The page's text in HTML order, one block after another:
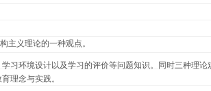
主义理论的一种观点。
习环境设计以及学习的评价等问题知识。同时三种理论
理念与实践。